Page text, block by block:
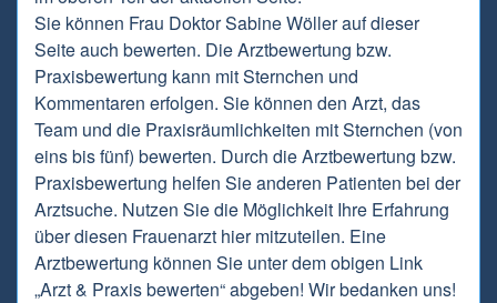
Sie können Frau Doktor Sabine Wöller auf dieser
Seite auch bewerten. Die Arztbewertung bzw.
Praxisbewertung kann mit Sternchen und
Kommentaren erfolgen. Sie können den Arzt, das
Team und die Praxisräumlichkeiten mit Sternchen (von
eins bis fünf) bewerten. Durch die Arztbewertung bzw.
Praxisbewertung helfen Sie anderen Patienten bei der
Arztsuche. Nutzen Sie die Möglichkeit Ihre Erfahrung
über diesen Frauenarzt hier mitzuteilen. Eine
Arztbewertung können Sie unter dem obigen Link
„Arzt & Praxis bewerten“ abgeben! Wir bedanken uns!